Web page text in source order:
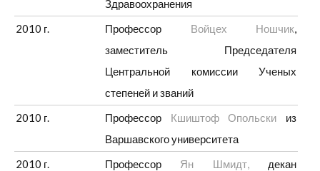
Здравоохранения
2010 г.
Профессор Войцех Ношчик,
заместитель Председателя
Центральной комиссии Ученых
степеней и званий
2010 г.
Профессор Кшиштоф Опольски из
Варшавского университета
2010 г.
Профессор Ян Шмидт,декан